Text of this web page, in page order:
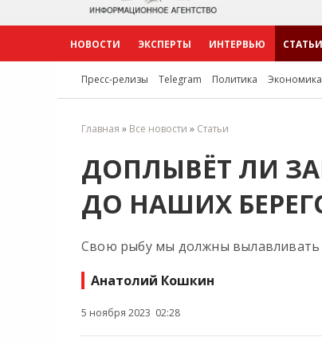
НОВОСТИ ЭКСПЕРТЫ ИНТЕРВЬЮ СТАТЬИ
Пресс-релизы Telegram Политика Экономика
Главная » Все новости » Статьи
ДОПЛЫВЁТ ЛИ
ДО НАШИХ
Свою рыбу мы должны вылавливать
Анатолий Кошкин
5 ноября 2023 02:28